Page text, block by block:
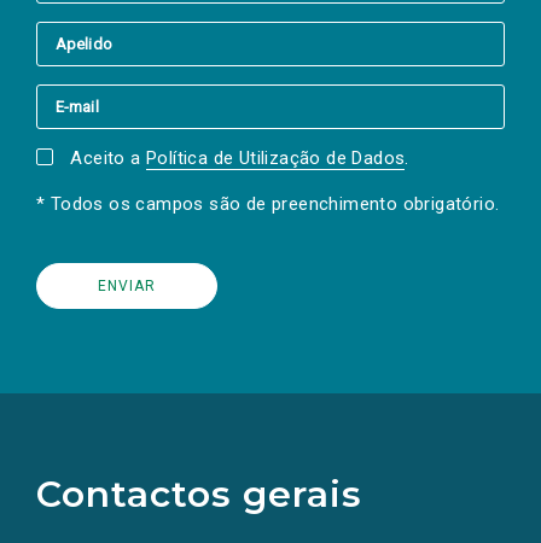
Aceito a Política de Utilização de Dados.
* Todos os campos são de preenchimento obrigatório.
Contactos gerais
redes
sociais